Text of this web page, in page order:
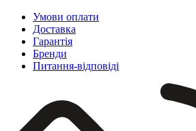
Умови оплати
Доставка
Гарантія
Бренди
Питання-відповіді